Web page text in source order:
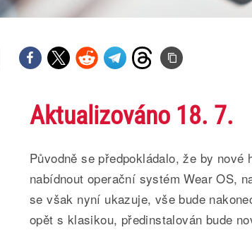
Aktualizováno 18. 7.
Původně se předpokládalo, že by nové
nabídnout operační systém Wear OS,
se však nyní ukazuje, vše bude
opět s klasikou, předinstalován bude